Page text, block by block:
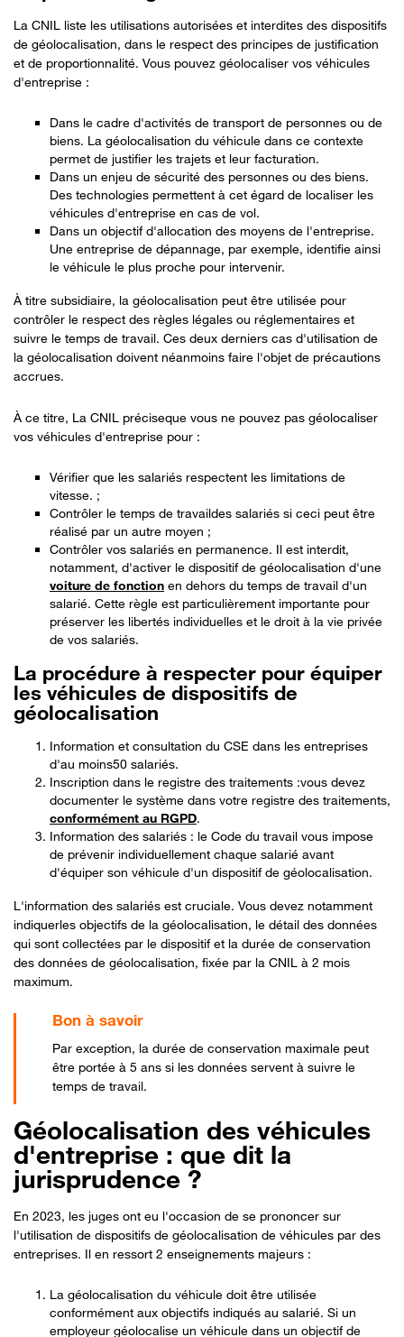
La CNIL liste les utilisations autorisées et interdites des dispositifs
de géolocalisation, dans le respect des principes de justification
et de proportionnalité. Vous pouvez géolocaliser vos véhicules
d'entreprise :
Dans le cadre d'activités de transport de personnes ou de
biens. La géolocalisation du véhicule dans ce contexte
permet de justifier les trajets et leur facturation.
Dans un enjeu de sécurité des personnes ou des biens.
Des technologies permettent à cet égard de localiser les
véhicules d'entreprise en cas de vol.
Dans un objectif d'allocation des moyens de l'entreprise.
Une entreprise de dépannage, par exemple, identifie ainsi
le véhicule le plus proche pour intervenir.
À titre subsidiaire, la géolocalisation peut être utilisée pour
contrôler le respect des règles légales ou réglementaires et
suivre le temps de travail. Ces deux derniers cas d'utilisation de
la géolocalisation doivent néanmoins faire l'objet de précautions
accrues.
À ce titre, La CNIL préciseque vous ne pouvez pas géolocaliser
vos véhicules d'entreprise pour :
Vérifier que les salariés respectent les limitations de
vitesse. ;
Contrôler le temps de travaildes salariés si ceci peut être
réalisé par un autre moyen ;
Contrôler vos salariés en permanence. Il est interdit,
notamment, d'activer le dispositif de géolocalisation d'une
voiture de fonction en dehors du temps de travail d'un
salarié. Cette règle est particulièrement importante pour
préserver les libertés individuelles et le droit à la vie privée
de vos salariés.
La procédure à respecter pour équiper
les véhicules de dispositifs de
géolocalisation
Information et consultation du CSE dans les entreprises
d'au moins50 salariés.
Inscription dans le registre des traitements :vous devez
documenter le système dans votre registre des traitements,
conformément au RGPD.
Information des salariés : le Code du travail vous impose
de prévenir individuellement chaque salarié avant
d'équiper son véhicule d'un dispositif de géolocalisation.
L'information des salariés est cruciale. Vous devez notamment
indiquerles objectifs de la géolocalisation, le détail des données
qui sont collectées par le dispositif et la durée de conservation
des données de géolocalisation, fixée par la CNIL à 2 mois
maximum.
Par exception, la durée de conservation maximale peut
être portée à 5 ans si les données servent à suivre le
temps de travail.
Géolocalisation des véhicules
d'entreprise : que dit la
jurisprudence ?
En 2023, les juges ont eu l'occasion de se prononcer sur
l'utilisation de dispositifs de géolocalisation de véhicules par des
entreprises. Il en ressort 2 enseignements majeurs :
La géolocalisation du véhicule doit être utilisée
conformément aux objectifs indiqués au salarié. Si un
employeur géolocalise un véhicule dans un objectif de